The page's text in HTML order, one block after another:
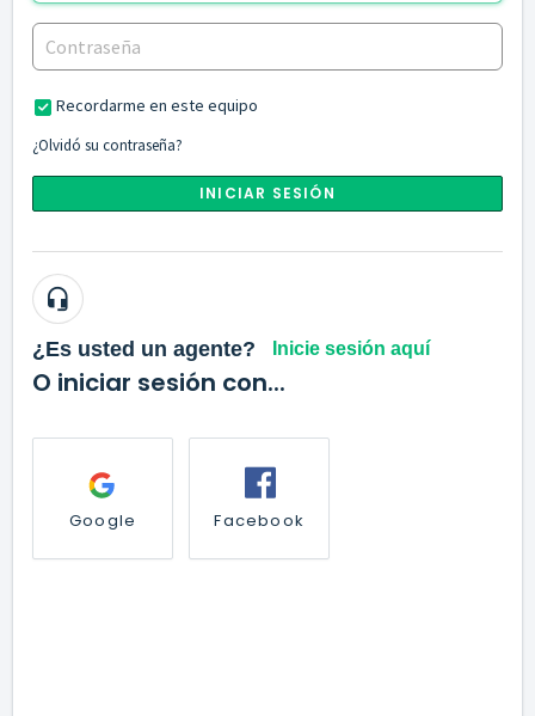
Recordarme en este equipo
¿Olvidó su contraseña?
INICIAR SESIÓN
¿Es usted un agente? Inicie sesión aquí
O iniciar sesión con...
Google Facebook